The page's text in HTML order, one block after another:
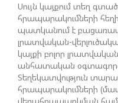
ՄԱԼԴԻՎՑԻ
«ՄԵՆՔ ԳՈՀ ԵՆՔ
ՄԻՋԵՎ
ԶԱՐԳԱՑՈՒՄԻՑ»
ՇԱՐՈՒՆԱԿՎՈՒՄ Է
Սույն կայքում տեղ
հրապարակումների
պատկանում է
լրատվական-
կայքի բոլոր
անհատական
Տեղեկատվություն
հրապարակումների